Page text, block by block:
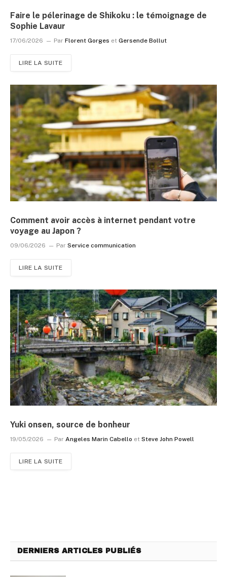
Faire le pélerinage de Shikoku : le témoignage de
Sophie Lavaur
17/06/2026 Par Florent Gorges et Gersende Bollut
LIRE LA SUITE
Comment avoir accès à internet pendant votre
voyage au Japon ?
09/06/2026 Par Service communication
LIRE LA SUITE
Yuki onsen, source de bonheur
19/05/2026 Par Angeles Marin Cabello et Steve John Powell
LIRE LA SUITE
DERNIERS ARTICLES PUBLIÉS